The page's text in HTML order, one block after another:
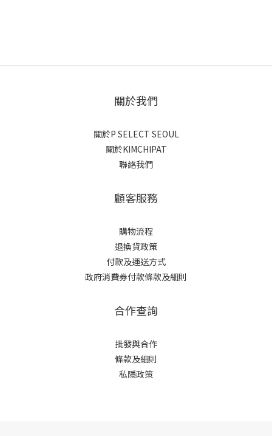
關於我們
關於P SELECT SEOUL
關於KIMCHIPAT
聯絡我們
顧客服務
購物流程
退換貨政策
付款及運送方式
政府消費券付款條款及細則
合作查詢
批發與合作
條款及細則
私隱政策